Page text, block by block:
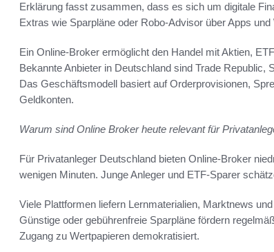
Erklärung fasst zusammen, dass es sich um digitale
Extras wie Sparpläne oder Robo-Advisor über Apps
Ein Online-Broker ermöglicht den Handel mit Aktien,
Bekannte Anbieter in Deutschland sind Trade
Das Geschäftsmodell basiert auf Orderprovisionen,
Geldkonten.
Warum sind Online Broker heute relevant für
Für Privatanleger Deutschland bieten Online-Broker
wenigen Minuten. Junge Anleger und ETF-Sparer
Viele Plattformen liefern Lernmaterialien, Marktnews
Günstige oder gebührenfreie Sparpläne fördern
Zugang zu Wertpapieren demokratisiert.